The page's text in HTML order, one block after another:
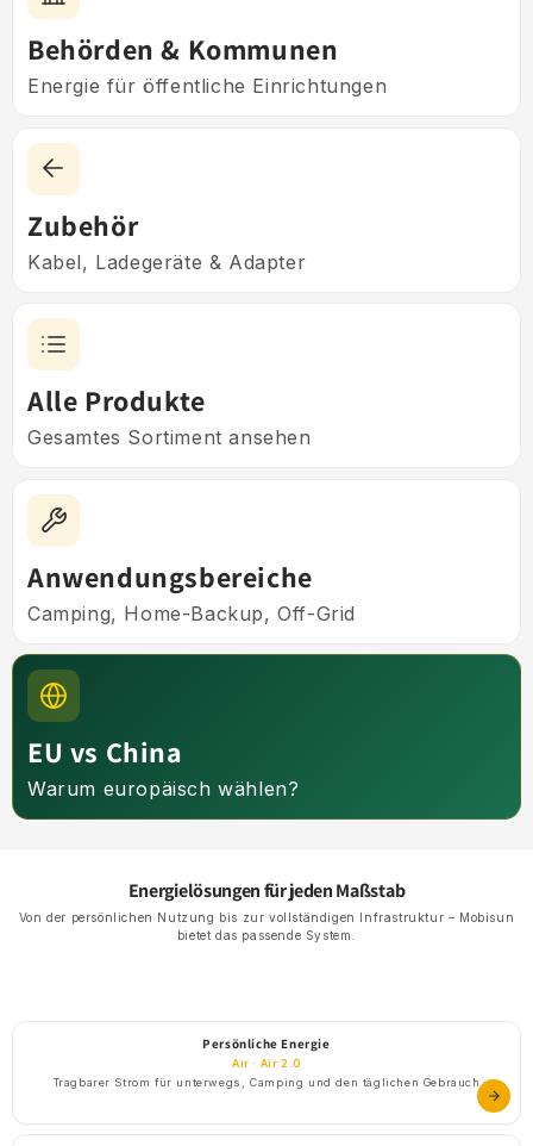
Behörden & Kommunen
Energie für öffentliche Einrichtungen
Zubehör
Kabel, Ladegeräte & Adapter
Alle Produkte
Gesamtes Sortiment ansehen
Anwendungsbereiche
Camping, Home-Backup, Off-Grid
EU vs China
Warum europäisch wählen?
Energielösungen für jeden Maßstab
Von der persönlichen Nutzung bis zur vollständigen Infrastruktur – Mobisun
bietet das passende System.
Persönliche Energie
Air · Air 2.0
Tragbarer Strom für unterwegs, Camping und den täglichen Gebrauch